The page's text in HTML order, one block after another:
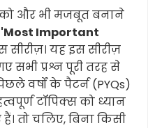
और भी मजबूत बनाने
'Most Important
सीरीज़। यह इस सीरीज़
सभी प्रश्न पूरी तरह से
वर्षों के पैटर्न (PYQs)
टॉपिक्स को ध्यान
तो चलिए, बिना किसी